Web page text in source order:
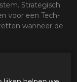
Strategisch
voor een Tech-
wanneer de
binnenarmen en
en